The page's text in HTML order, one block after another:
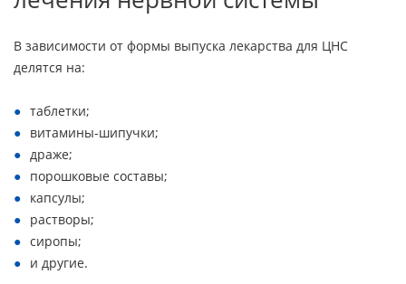
В зависимости от формы выпуска лекарства для ЦНС
делятся на:
таблетки;
витамины-шипучки;
драже;
порошковые составы;
капсулы;
растворы;
сиропы;
и другие.